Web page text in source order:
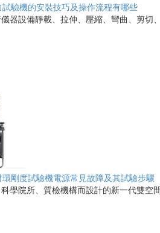
試驗機的安裝技巧及操作流程有哪些
器設備靜載、拉伸、壓縮、彎曲、剪
環剛度試驗機電源常見故障及其試驗步驟
學院所、質檢機構而設計的新一代雙